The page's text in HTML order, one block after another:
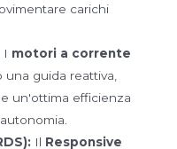
carichi
I motori a corrente
una guida reattiva,
un'ottima efficienza
Il Responsive